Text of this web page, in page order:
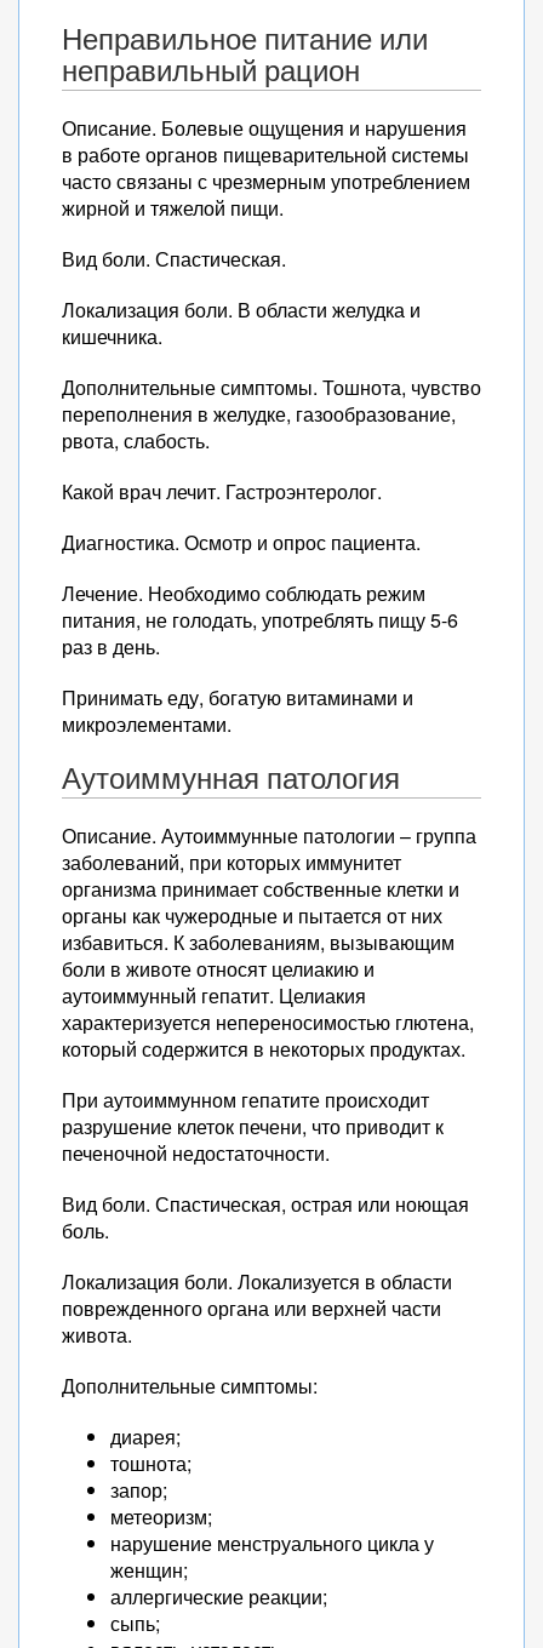
Неправильное питание или
неправильный рацион
Описание. Болевые ощущения и нарушения
в работе органов пищеварительной системы
часто связаны с чрезмерным употреблением
жирной и тяжелой пищи.
Вид боли. Спастическая.
Локализация боли. В области желудка и
кишечника.
Дополнительные симптомы. Тошнота, чувство
переполнения в желудке, газообразование,
рвота, слабость.
Какой врач лечит. Гастроэнтеролог.
Диагностика. Осмотр и опрос пациента.
Лечение. Необходимо соблюдать режим
питания, не голодать, употреблять пищу 5-6
раз в день.
Принимать еду, богатую витаминами и
микроэлементами.
Аутоиммунная патология
Описание. Аутоиммунные патологии – группа
заболеваний, при которых иммунитет
организма принимает собственные клетки и
органы как чужеродные и пытается от них
избавиться. К заболеваниям, вызывающим
боли в животе относят целиакию и
аутоиммунный гепатит. Целиакия
характеризуется непереносимостью глютена,
который содержится в некоторых продуктах.
При аутоиммунном гепатите происходит
разрушение клеток печени, что приводит к
печеночной недостаточности.
Вид боли. Спастическая, острая или ноющая
боль.
Локализация боли. Локализуется в области
поврежденного органа или верхней части
живота.
Дополнительные симптомы:
диарея;
тошнота;
запор;
метеоризм;
нарушение менструального цикла у
женщин;
аллергические реакции;
сыпь;